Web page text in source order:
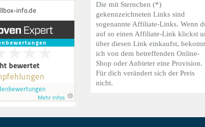
Die mit Sternchen (*)
gekennzeichneten Links sind
sogenannte Affiliate-Links. Wenn
auf so einen Affiliate-Link klickst
über diesen Link einkaufst,
ich von dem betreffenden Online-
Shop oder Anbieter eine Provision.
Für dich verändert sich der Preis
nicht.